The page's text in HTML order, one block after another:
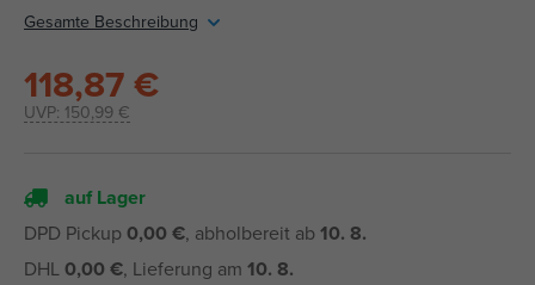
Gesamte Beschreibung
UVP: 150,99 €
118,87 €
auf Lager
DPD Pickup 0,00 €, abholbereit ab 10. 8.
DHL0,00 €, Lieferung am 10. 8.